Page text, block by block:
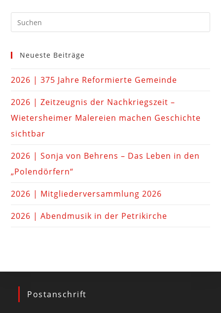
Neueste Beiträge
2026 | 375 Jahre Reformierte Gemeinde
2026 | Zeitzeugnis der Nachkriegszeit –
Wietersheimer Malereien machen Geschichte
sichtbar
2026 | Sonja von Behrens – Das Leben in den
„Polendörfern“
2026 | Mitgliederversammlung 2026
2026 | Abendmusik in der Petrikirche
Postanschrift